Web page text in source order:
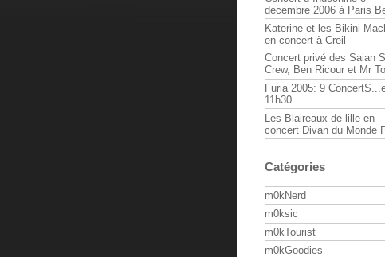
decembre 2006 à Paris
Katerine et les Bikini
en concert à Creil
Concert privé des Saian
Crew, Ben Ricour et Mr
Furia 2005: 9
11h30
Les Blaireaux de lille en
concert Divan du Monde
Catégories
m0kNerd
m0ksic
m0kTourist
m0kGoodies